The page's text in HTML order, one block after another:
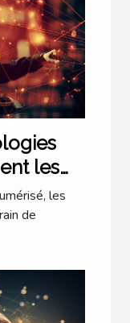
les
les
de